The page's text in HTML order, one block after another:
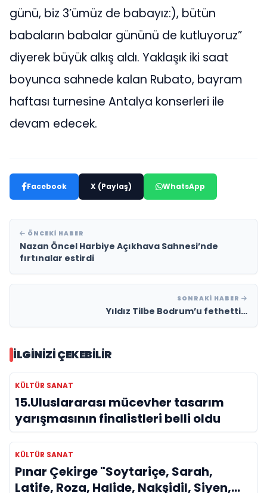
günü, biz 3’ümüz de babayız:), bütün
babaların babalar gününü de kutluyoruz”
diyerek büyük alkış aldı. Yaklaşık iki saat
boyunca sahnede kalan Rubato, bayram
haftası turnesine Antalya konserleri ile
devam edecek.
Facebook X (Paylaş) WhatsApp
ÖNCEKI HABER
Nazan Öncel Harbiye Açıkhava Sahnesi’nde
fırtınalar estirdi
SONRAKI HABER
Yıldız Tilbe Bodrum’u fethetti…
İLGINIZI ÇEKEBILIR
KÜLTÜR SANAT
15.Uluslararası mücevher tasarım
yarışmasının finalistleri belli oldu
KÜLTÜR SANAT
Pınar Çekirge "Soytariçe, Sarah,
Latife, Roza, Halide, Nakşidil, Siyen,